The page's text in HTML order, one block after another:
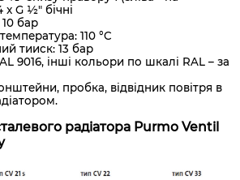
G ½" бічні
бар
110 °C
тииск: 13 бар
9016, інші кольори по шкалі RAL – за
пробка, відвідник повітря в
радіатора Purmo Ventil